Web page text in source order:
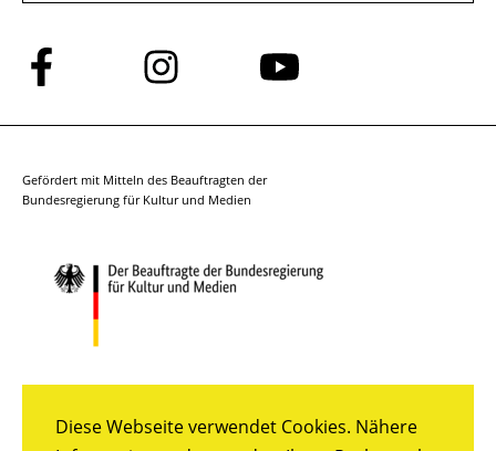
Diese Webseite verwendet Cookies. Nähere
Folge
uns
auf
Folge
uns
auf
Folge
auf
Gefördert mit Mitteln des Beauftragten der
Bundesregierung für Kultur und Medien